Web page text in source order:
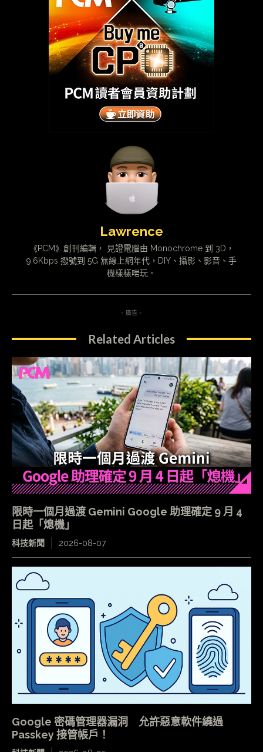
Lawrence
《PCM》創刊編輯， 見證電腦由 Monochrome 到 3D，
9.6Kbps 撥號到 5G 無線上網年代，DIY、攝影、影音、手
機樣樣啱玩。
- 廣告 -
Related Articles
限時一個月過渡 Gemini Google 助理確定 9 月 4
日起「熄機」
科技新聞 2026-08-07
Google 密碼管理器漏洞 允許惡意軟件繞過
Passkey 接管帳戶！